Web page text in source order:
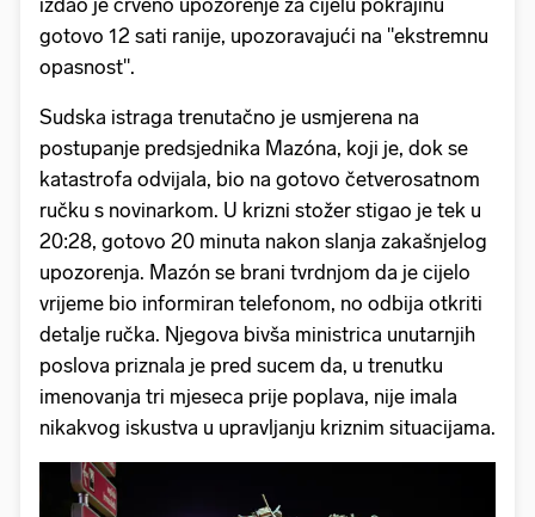
gotovo 12 sati ranije, upozoravajući na "ekstremnu
opasnost".
Sudska istraga trenutačno je usmjerena na
postupanje predsjednika Mazóna, koji je, dok se
katastrofa odvijala, bio na gotovo četverosatnom
ručku s novinarkom. U krizni stožer stigao je tek u
20:28, gotovo 20 minuta nakon slanja zakašnjelog
upozorenja. Mazón se brani tvrdnjom da je cijelo
vrijeme bio informiran telefonom, no odbija otkriti
detalje ručka. Njegova bivša ministrica unutarnjih
poslova priznala je pred sucem da, u trenutku
imenovanja tri mjeseca prije poplava, nije imala
nikakvog iskustva u upravljanju kriznim situacijama.